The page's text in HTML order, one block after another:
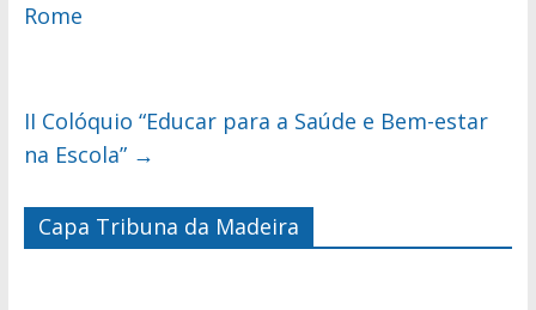
Rome
II Colóquio “Educar para a Saúde e Bem-estar
na Escola” →
Capa Tribuna da Madeira